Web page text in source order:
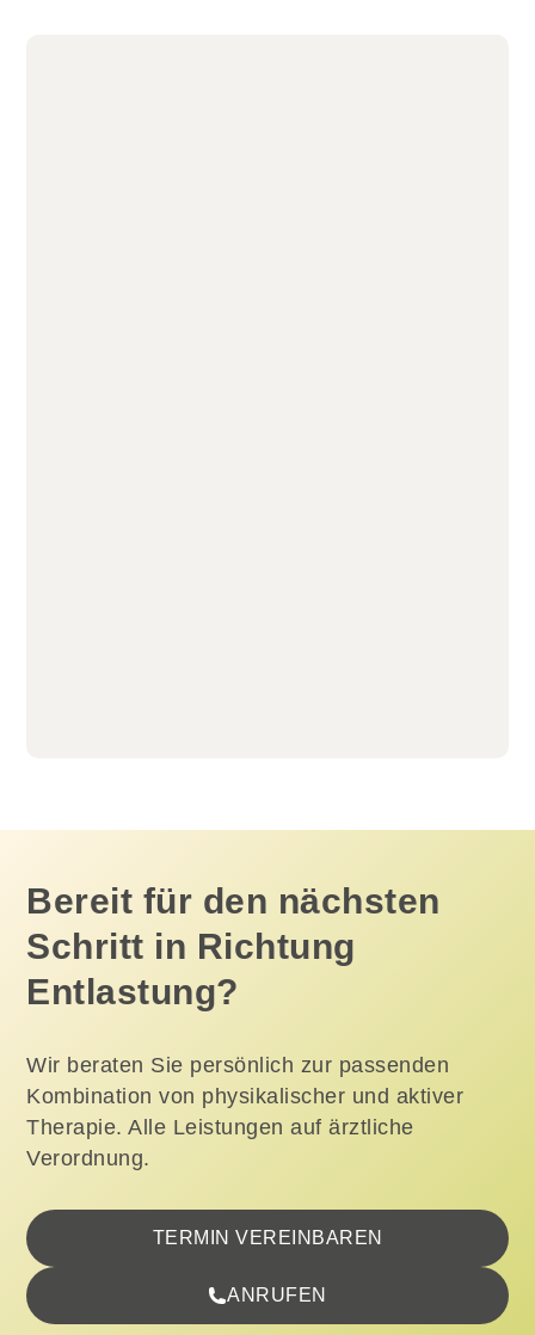
Bereit für den nächsten
Schritt in Richtung
Entlastung?
Wir beraten Sie persönlich zur passenden
Kombination von physikalischer und aktiver
Therapie. Alle Leistungen auf ärztliche
Verordnung.
TERMIN VEREINBAREN
ANRUFEN